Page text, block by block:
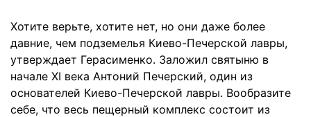
Хотите верьте, хотите нет, но они даже более
давние, чем подземелья Киево-Печерской лавры,
утверждает Герасименко. Заложил святыню в
начале XI века Антоний Печерский, один из
основателей Киево-Печерской лавры. Вообразите
себе, что весь пещерный комплекс состоит из